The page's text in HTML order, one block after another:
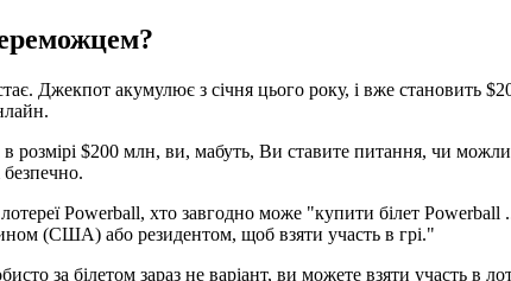
Джекпот акумулює з січня цього року, і вже становить
$200 млн, ви, мабуть, Ви ставите питання, чи
Powerball, хто завгодно може "купити білет
(США) або резидентом, щоб взяти участь в грі."
за білетом зараз не варіант, ви можете взяти участь в